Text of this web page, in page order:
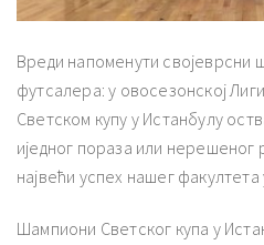
Вреди напоменути својеврсни
футсалера: у овосезонској
Светском купу у Истанбулу
иједног пораза или
највећи успех нашег
Шампиони Светског купа у